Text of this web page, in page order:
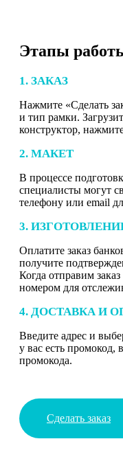
Этапы
1. ЗАКАЗ
Нажмите «Сделать
и тип рамки.
конструктор,
2. МАКЕТ
В процессе
специалисты могут
телефону или email
3.
Оплатите заказ
получите
Когда отправим
номером для
4. ДОСТАВКА И
Введите адрес и
у вас есть промокод,
промокода.
Сделать заказ